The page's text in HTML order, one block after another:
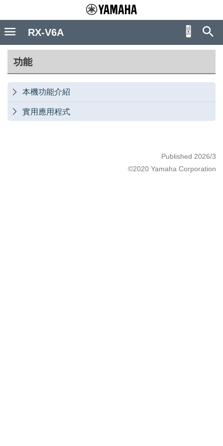
功能
 本機功能介紹
 實用應用程式
Published 2026/3
©2020 Yamaha Corporation
RX-V6A